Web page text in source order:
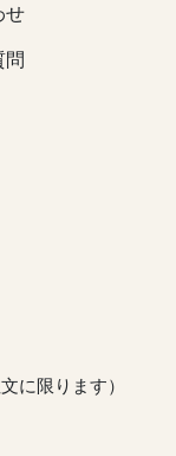
せ
問
に限ります）